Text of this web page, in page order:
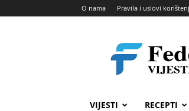
O nama Pravila i uslovi
VIJESTI RECEPTI